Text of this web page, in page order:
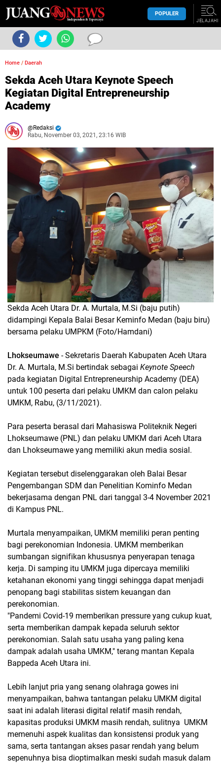
POPULER
JELAJAHI
Home / Daerah
Sekda Aceh Utara Keynote Speech
Kegiatan Digital Entrepreneurship
Academy
Redaksi
Rabu, November 03, 2021, 23:16 WIB
Sekda Aceh Utara Dr. A. Murtala, M.Si (baju putih)
didampingi Kepala Balai Besar Keminfo Medan (baju biru)
bersama pelaku UMPKM (Foto/Hamdani)
Lhokseumawe - Sekretaris Daerah Kabupaten Aceh Utara
Dr. A. Murtala, M.Si bertindak sebagai Keynote Speech
pada kegiatan Digital Entrepreneurship Academy (DEA)
untuk 100 peserta dari pelaku UMKM dan calon pelaku
UMKM, Rabu, (3/11/2021).
Para peserta berasal dari Mahasiswa Politeknik Negeri
Lhokseumawe (PNL) dan pelaku UMKM dari Aceh Utara
dan Lhokseumawe yang memiliki akun media sosial.
Kegiatan tersebut diselenggarakan oleh Balai Besar
Pengembangan SDM dan Penelitian Kominfo Medan
bekerjasama dengan PNL dari tanggal 3-4 November 2021
di Kampus PNL.
Murtala menyampaikan, UMKM memiliki peran penting
bagi perekonomian Indonesia. UMKM memberikan
sumbangan signifikan khususnya penyerapan tenaga
kerja. Di samping itu UMKM juga dipercaya memiliki
ketahanan ekonomi yang tinggi sehingga dapat menjadi
penopang bagi stabilitas sistem keuangan dan
perekonomian.
"Pandemi Covid-19 memberikan pressure yang cukup kuat,
serta memberikan dampak kepada seluruh sektor
perekonomian. Salah satu usaha yang paling kena
dampak adalah usaha UMKM," terang mantan Kepala
Bappeda Aceh Utara ini.
Lebih lanjut pria yang senang olahraga gowes ini
menyampaikan, bahwa tantangan pelaku UMKM digital
saat ini adalah literasi digital relatif masih rendah,
kapasitas produksi UMKM masih rendah, sulitnya UMKM
memenuhi aspek kualitas dan konsistensi produk yang
sama, serta tantangan akses pasar rendah yang belum
sepenuhnya bisa dioptimalkan meski sudah masuk dalam